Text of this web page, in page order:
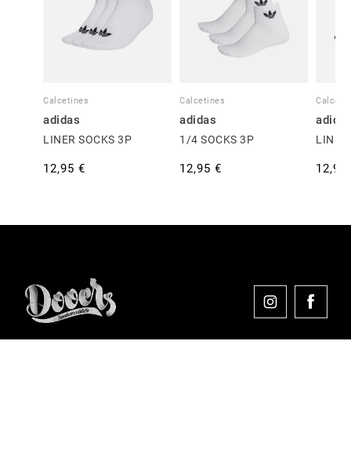
Calcetines
adidas
LINER SOCKS 3P
12,95 €
Calcetines
adidas
1/4 SOCKS 3P
12,95 €
LINER
12,95